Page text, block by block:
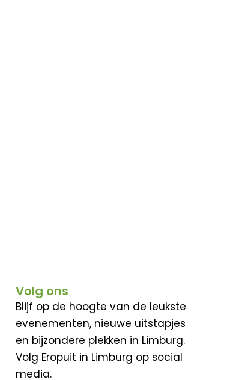
Volg ons
Blijf op de hoogte van de leukste
evenementen, nieuwe uitstapjes
en bijzondere plekken in Limburg.
Volg Eropuit in Limburg op social
media.